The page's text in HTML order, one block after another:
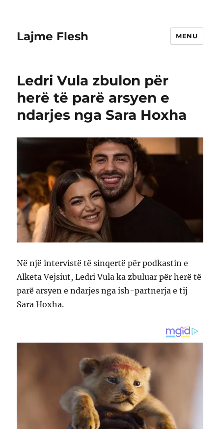
Lajme Flesh MENU
Ledri Vula zbulon për
herë të parë arsyen e
ndarjes nga Sara Hoxha
Në një intervistë të sinqertë për podkastin e
Alketa Vejsiut, Ledri Vula ka zbuluar për herë të
parë arsyen e ndarjes nga ish-partnerja e tij
Sara Hoxha.